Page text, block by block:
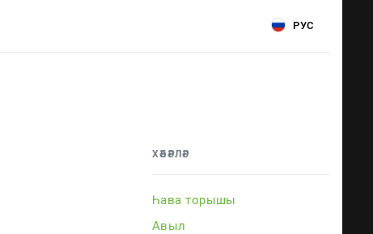
РУС
ХӘБӘРЛӘР
Һава торышы
Авыл